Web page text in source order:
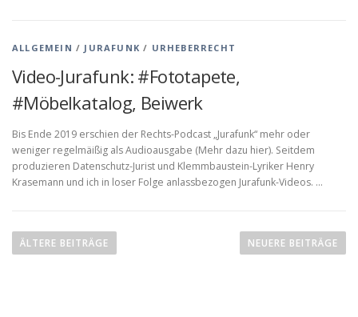
ALLGEMEIN / JURAFUNK / URHEBERRECHT
Video-Jurafunk: #Fototapete,
#Möbelkatalog, Beiwerk
Bis Ende 2019 erschien der Rechts-Podcast „Jurafunk“ mehr oder
weniger regelmäißig als Audioausgabe (Mehr dazu hier). Seitdem
produzieren Datenschutz-Jurist und Klemmbaustein-Lyriker Henry
Krasemann und ich in loser Folge anlassbezogen Jurafunk-Videos. …
eÄLTERE BEITRÄGE NEUERE BEITRÄGE